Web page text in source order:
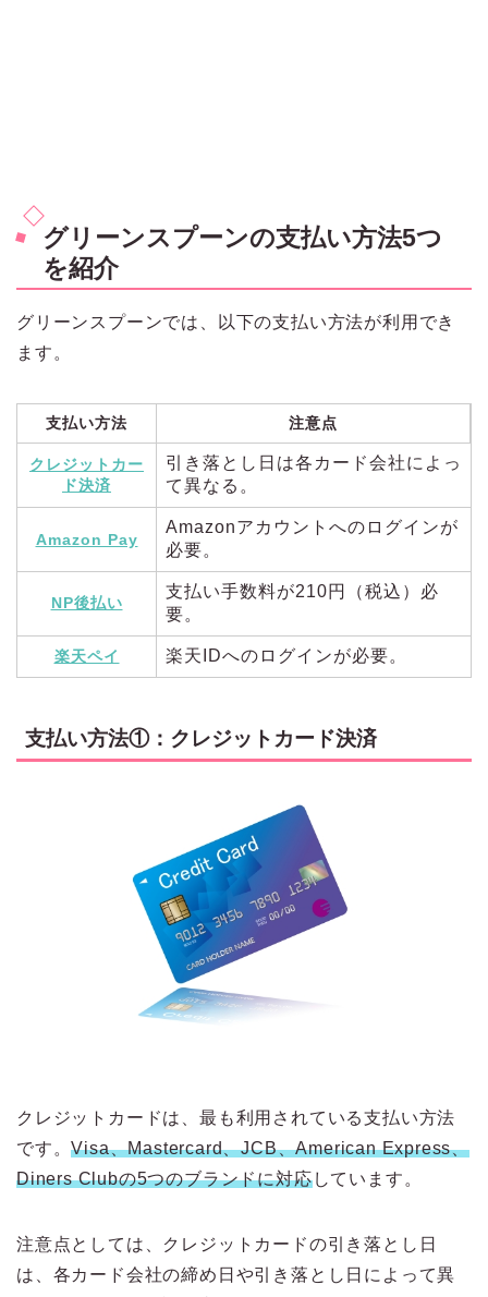
グリーンスプーンの支払い方法5つ
を紹介
グリーンスプーンでは、以下の支払い方法が利用でき
ます。
支払い方法 注意点
クレジットカー
ド決済
引き落とし日は各カード会社によっ
て異なる。
Amazon Pay
Amazonアカウントへのログインが
必要。
NP後払い
支払い手数料が210円（税込）必
要。
楽天ペイ 楽天IDへのログインが必要。
支払い方法①：クレジットカード決済
クレジットカードは、最も利用されている支払い方法
です。Visa、Mastercard、JCB、American Express、
Diners Clubの5つのブランドに対応しています。
注意点としては、クレジットカードの引き落とし日
は、各カード会社の締め日や引き落とし日によって異